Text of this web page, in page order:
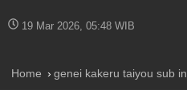
19 Mar 2026, 05:48 WIB
Home genei kakeru taiyou sub